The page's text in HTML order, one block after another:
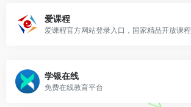
爱课程
爱课程官方网站登录入口，国家精品开放课程
学银在线
免费在线教育平台